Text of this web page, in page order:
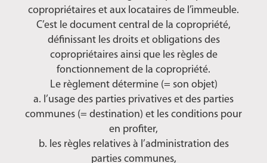
copropriétaires et aux locataires de l’immeuble.
C’est le document central de la copropriété,
définissant les droits et obligations des
copropriétaires ainsi que les règles de
fonctionnement de la copropriété.
Le règlement détermine (= son objet)
a. l’usage des parties privatives et des parties
communes (= destination) et les conditions pour
en profiter,
b. les règles relatives à l’administration des
parties communes,